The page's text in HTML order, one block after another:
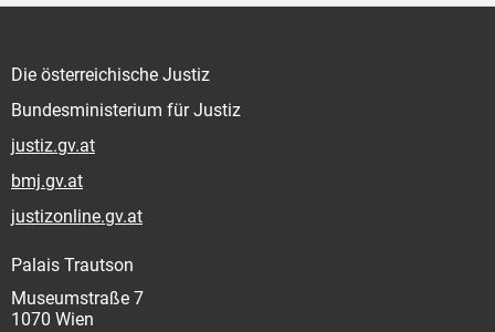
Die österreichische Justiz
Bundesministerium für Justiz
justiz.gv.at
bmj.gv.at
justizonline.gv.at
Palais Trautson
Museumstraße 7
1070 Wien